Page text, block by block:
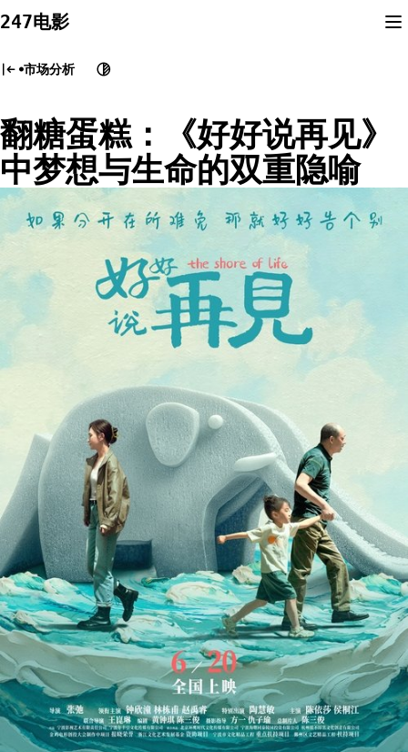
to
247电影
市场分析
翻糖蛋糕：《好好说再见》
中梦想与生命的双重隐喻